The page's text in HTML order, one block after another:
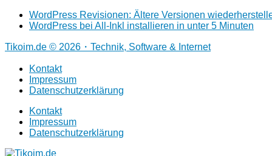
WordPress Revisionen: Ältere Versionen
WordPress bei All-Inkl installieren in unter 5 Minuten
Tikoim.de © 2026・Technik, Software & Internet
Kontakt
Impressum
Datenschutzerklärung
Kontakt
Impressum
Datenschutzerklärung